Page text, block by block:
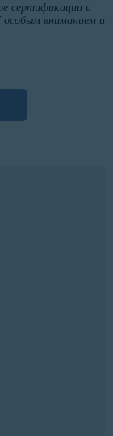
сертификации и
особым вниманием и